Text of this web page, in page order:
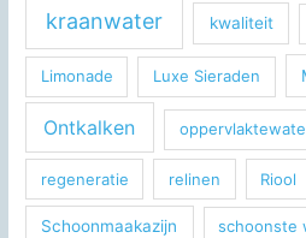
kraanwater kwaliteit
Limonade Luxe Sieraden
Ontkalken
regeneratie relinen Riool
Schoonmaakazijn schoonste